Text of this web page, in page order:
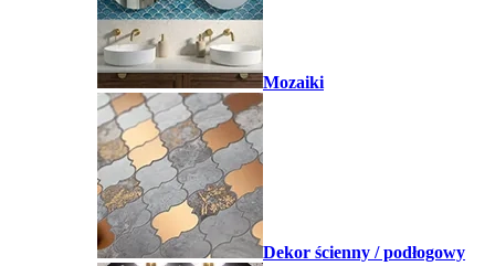
Mozaiki
Dekor ścienny / podłogowy